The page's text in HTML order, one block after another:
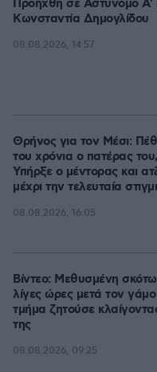
Προήχθη σε Αστυνόμο Α'
Κωνσταντία Δημογλίδου
08.08.2026, 14:57
Θρήνος για τον Μέσι:
του χρόνια ο πατέρας
Υπήρξε ο μέντορας και
μέχρι την τελευταία
08.08.2026, 16:05
Βίντεο: Μεθυσμένη
λίγες ώρες μετά τον
τμήμα ζητούσε
της
08.08.2026, 09:25